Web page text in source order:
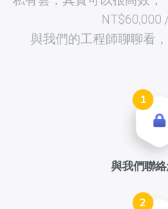
NT$60,000
與我們的工程師聊聊看
1
與我們聯
2